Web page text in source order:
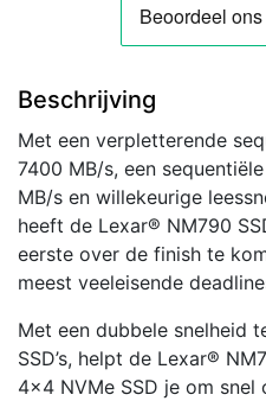
Beschrijving
Met een verpletterende
7400 MB/s, een
MB/s en willekeurige
heeft de Lexar® NM790
eerste over de finish te
meest veeleisende
Met een dubbele snelheid
SSD’s, helpt de Lexar®
4×4 NVMe SSD je om